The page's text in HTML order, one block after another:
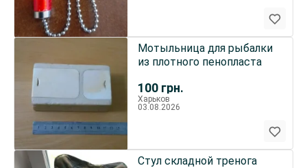
100 грн.
Мотыльница для рыбалки
из плотного пенопласта
Харьков
03.08.2026
Стул складной тренога